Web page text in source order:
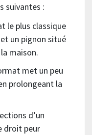
suivantes :
le plus classique
un pignon situé
maison.
met un peu
prolongeant la
d’un
droit peur